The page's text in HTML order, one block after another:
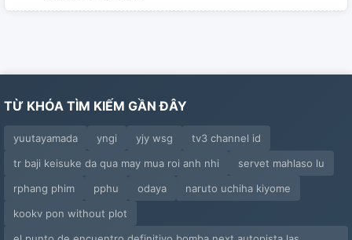
TỪ KHÓA TÌM KIẾM GẦN ĐÂY
yuutayamada yngi yjy wsg
tv3 channel id
tr baji keisuke da qua may mua roi anh nhi
servet mahlaso lu
rphang phim
pphu odaya
naruto uchiha kiyome
kookv pon without plot